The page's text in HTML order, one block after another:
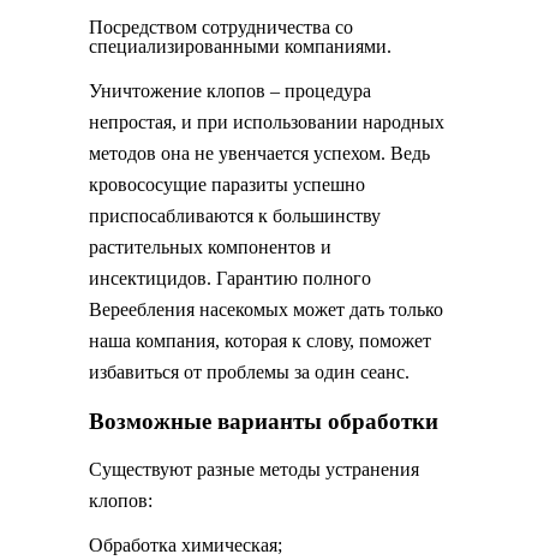
Посредством сотрудничества со
специализированными компаниями.
Уничтожение клопов – процедура
непростая, и при использовании народных
методов она не увенчается успехом. Ведь
кровососущие паразиты успешно
приспосабливаются к большинству
растительных компонентов и
инсектицидов. Гарантию полного
Вереебления насекомых может дать только
наша компания, которая к слову, поможет
избавиться от проблемы за один сеанс.
Возможные варианты обработки
Существуют разные методы устранения
клопов:
Обработка химическая;